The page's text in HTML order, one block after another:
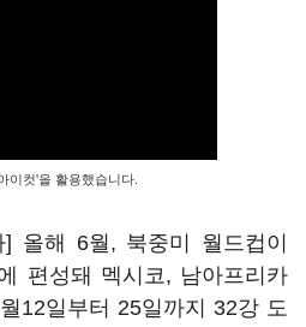
이컷'을 활용했습니다.
올해 6월, 북중미 월드컵이
편성돼 멕시코, 남아프리카
12일부터 25일까지 32강 도